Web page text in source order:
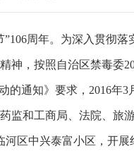
周年。为深入贯彻落
神，按照自治区禁毒委
的通知》要求，2016年3
监和工商局、法院、旅
区中兴泰富小区，开展